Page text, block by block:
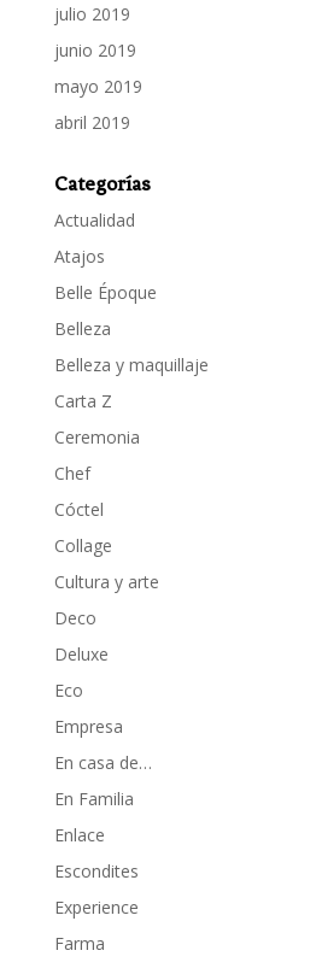
julio 2019
junio 2019
mayo 2019
abril 2019
Categorías
Actualidad
Atajos
Belle Époque
Belleza
Belleza y maquillaje
Carta Z
Ceremonia
Chef
Cóctel
Collage
Cultura y arte
Deco
Deluxe
Eco
Empresa
En casa de…
En Familia
Enlace
Escondites
Experience
Farma